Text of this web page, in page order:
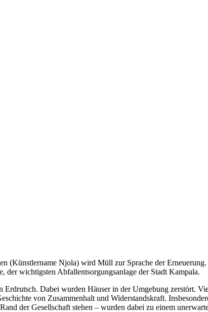
(Künstlername Njola) wird Müll zur Sprache der Erneuerung.
der wichtigsten Abfallentsorgungsanlage der Stadt Kampala.
Dabei wurden Häuser in der Umgebung zerstört.
von Zusammenhalt und Widerstandskraft.
der Gesellschaft stehen – wurden dabei zu einem